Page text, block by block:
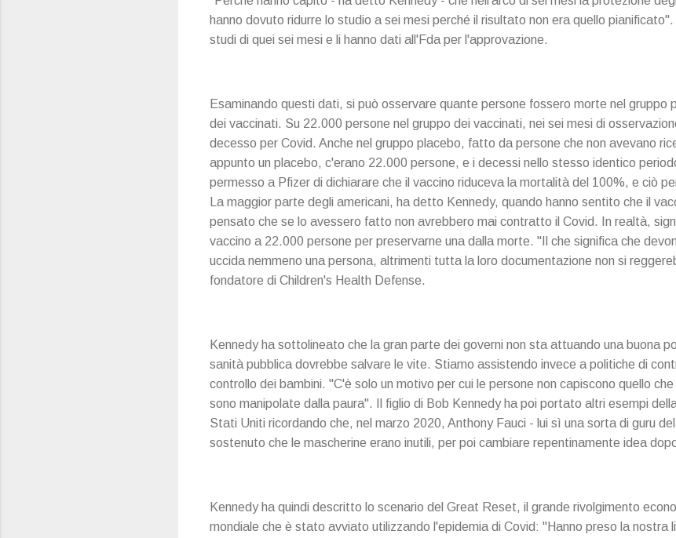
hanno dovuto ridurre lo studio a sei mesi perché il risultato non era quello
studi di quei sei mesi e li hanno dati all'Fda per l'approvazione.
Esaminando questi dati, si può osservare quante persone fossero morte nel gruppo
dei vaccinati. Su 22.000 persone nel gruppo dei vaccinati, nei sei mesi di
decesso per Covid. Anche nel gruppo placebo, fatto da persone che non avevano
appunto un placebo, c'erano 22.000 persone, e i decessi nello stesso identico
permesso a Pfizer di dichiarare che il vaccino riduceva la mortalità del 100%, e ciò
La maggior parte degli americani, ha detto Kennedy, quando hanno sentito che il
pensato che se lo avessero fatto non avrebbero mai contratto il Covid. In realtà,
vaccino a 22.000 persone per preservarne una dalla morte. "Il che significa che
uccida nemmeno una persona, altrimenti tutta la loro documentazione non si
fondatore di Children's Health Defense.
Kennedy ha sottolineato che la gran parte dei governi non sta attuando una buona
sanità pubblica dovrebbe salvare le vite. Stiamo assistendo invece a politiche di
controllo dei bambini. "C'è solo un motivo per cui le persone non capiscono quello
sono manipolate dalla paura". Il figlio di Bob Kennedy ha poi portato altri esempi
Stati Uniti ricordando che, nel marzo 2020, Anthony Fauci - lui sì una sorta di guru
sostenuto che le mascherine erano inutili, per poi cambiare repentinamente idea
Kennedy ha quindi descritto lo scenario del Great Reset, il grande rivolgimento
mondiale che è stato avviato utilizzando l'epidemia di Covid: "Hanno preso la nostra